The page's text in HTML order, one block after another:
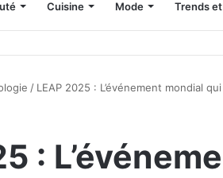
Cuisine Mode Trends
/ LEAP 2025 : L’événement mondial
: